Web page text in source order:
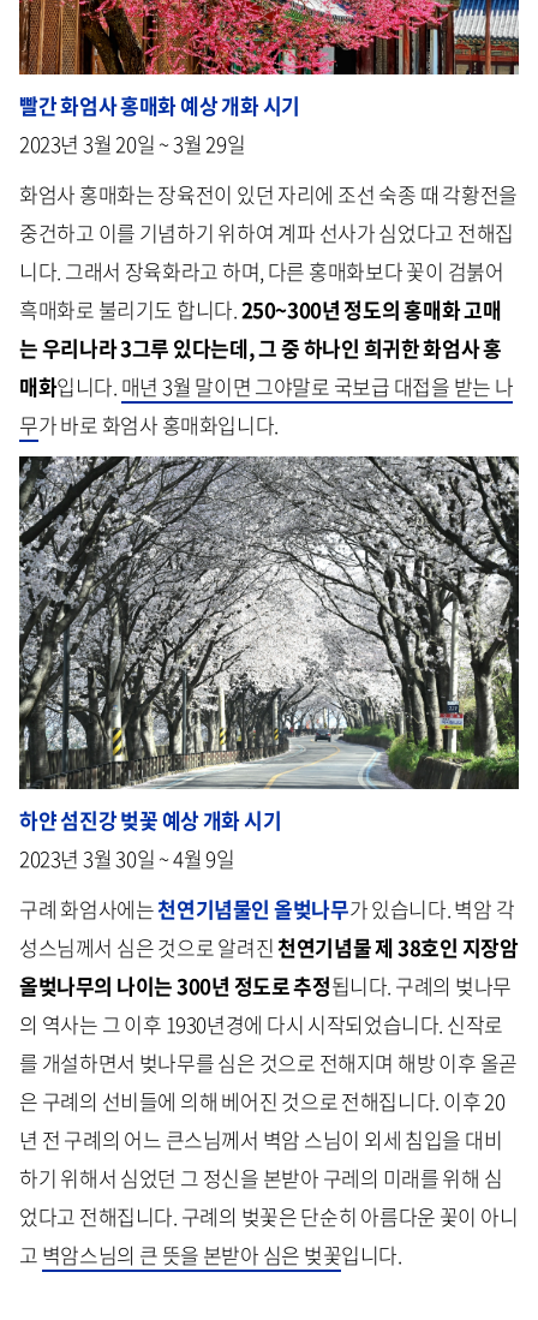
빨간 화엄사 홍매화 예상 개화 시기
2023년 3월 20일 ~ 3월 29일
화엄사 홍매화는 장육전이 있던 자리에 조선 숙종 때 각황전을
중건하고 이를 기념하기 위하여 계파 선사가 심었다고 전해집
니다. 그래서 장육화라고 하며, 다른 홍매화보다 꽃이 검붉어
흑매화로 불리기도 합니다.250~300년 정도의 홍매화 고매
는 우리나라 3그루 있다는데, 그 중 하나인 희귀한 화엄사 홍
매화입니다. 매년 3월 말이면 그야말로 국보급 대접을 받는 나
무가 바로 화엄사 홍매화입니다.
하얀 섬진강 벚꽃 예상 개화 시기
2023년 3월 30일 ~ 4월 9일
구례 화엄사에는천연기념물인 올벚나무가 있습니다. 벽암 각
성스님께서 심은 것으로 알려진천연기념물 제 38호인 지장암
올벚나무의 나이는 300년 정도로 추정됩니다. 구례의 벚나무
의 역사는 그 이후 1930년경에 다시 시작되었습니다. 신작로
를 개설하면서 벚나무를 심은 것으로 전해지며 해방 이후 올곧
은 구례의 선비들에 의해 베어진 것으로 전해집니다. 이후 20
년 전 구례의 어느 큰스님께서 벽암 스님이 외세 침입을 대비
하기 위해서 심었던 그 정신을 본받아 구레의 미래를 위해 심
었다고 전해집니다. 구례의 벚꽃은 단순히 아름다운 꽃이 아니
고 벽암스님의 큰 뜻을 본받아 심은 벚꽃입니다.